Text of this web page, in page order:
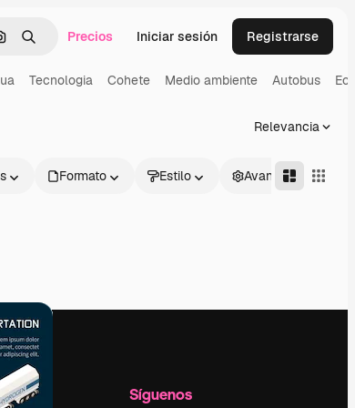
por imagen
BuscarPrecios Iniciar sesión Registrarse
Tecnologia Cohete Medio ambiente Autobus
Relevancia
Formato Estilo Avanzado
Síguenos